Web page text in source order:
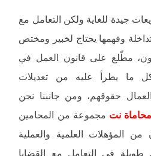
جيدة للغاية ولكن التعامل مع
وفهمها يحتاج لخبير ومختص
مطّلع على قانون العمل في
ما يطرأ عليه من تعديلات
حقوقهم، ومن جانبنا نحن
نت مجموعة من المحامين
من المؤهلات العلمية والعملية
في التعامل مع القضايا